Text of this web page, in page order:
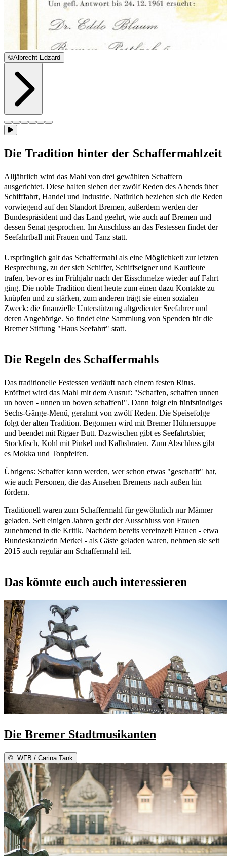
©Albrecht Edzard
Die Tradition hinter der Schaffermahlzeit
Alljährlich wird das Mahl von drei gewählten Schaffern
ausgerichtet. Diese halten sieben der zwölf Reden des Abends über
Schifffahrt, Handel und Industrie. Natürlich beziehen sich die Reden
vorwiegend auf den Standort Bremen, außerdem werden der
Bundespräsident und das Land geehrt, wie auch auf Bremen und
dessen Senat gesprochen. Im Anschluss an das Festessen findet der
Seefahrtball mit Frauen und Tanz statt.
Ursprünglich galt das Schaffermahl als eine Möglichkeit zur letzten
Besprechung, zu der sich Schiffer, Schiffseigner und Kaufleute
trafen, bevor es im Frühjahr nach der Eisschmelze wieder auf Fahrt
ging. Die noble Tradition dient heute zum einen dazu Kontakte zu
knüpfen und zu stärken, zum anderen trägt sie einen sozialen
Zweck: die finanzielle Unterstützung altgedienter Seefahrer und
deren Angehörige. So findet eine Sammlung von Spenden für die
Bremer Stiftung "Haus Seefahrt" statt.
Die Regeln des Schaffermahls
Das traditionelle Festessen verläuft nach einem festen Ritus.
Eröffnet wird das Mahl mit dem Ausruf: "Schaffen, schaffen unnen
un boven - unnen un boven schaffen!". Dann folgt ein fünfstündiges
Sechs-Gänge-Menü, gerahmt von zwölf Reden. Die Speisefolge
folgt der alten Tradition. Begonnen wird mit Bremer Hühnersuppe
und beendet mit Rigaer Butt. Dazwischen gibt es Seefahrtsbier,
Stockfisch, Kohl mit Pinkel und Kalbsbraten. Zum Abschluss gibt
es Mokka und Tonpfeifen.
Übrigens: Schaffer kann werden, wer schon etwas "geschafft" hat,
wie auch Personen, die das Ansehen Bremens nach außen hin
fördern.
Traditionell waren zum Schaffermahl für gewöhnlich nur Männer
geladen. Seit einigen Jahren gerät der Ausschluss von Frauen
zunehmend in die Kritik. Nachdem bereits vereinzelt Frauen - etwa
Bundeskanzlerin Merkel - als Gäste geladen waren, nehmen sie seit
2015 auch regulär am Schaffermahl teil.
Das könnte euch auch interessieren
Die Bremer Stadtmusikanten
© WFB / Carina Tank